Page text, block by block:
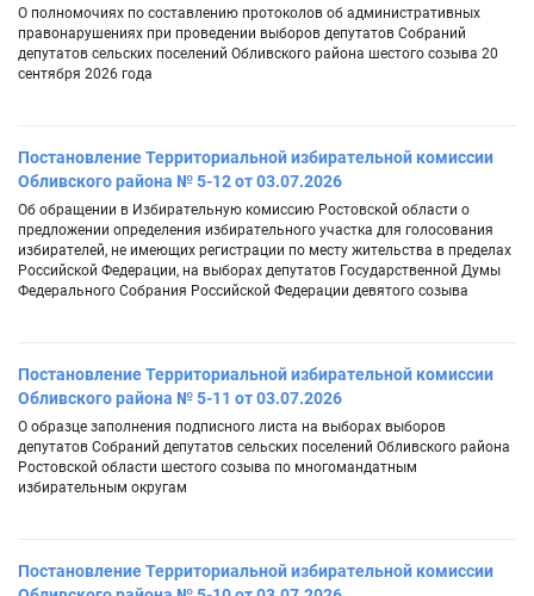
О полномочиях по составлению протоколов об административных
правонарушениях при проведении выборов депутатов Собраний
депутатов сельских поселений Обливского района шестого созыва 20
сентября 2026 года
Постановление Территориальной избирательной комиссии
Обливского района № 5-12 от 03.07.2026
Об обращении в Избирательную комиссию Ростовской области о
предложении определения избирательного участка для голосования
избирателей, не имеющих регистрации по месту жительства в пределах
Российской Федерации, на выборах депутатов Государственной Думы
Федерального Собрания Российской Федерации девятого созыва
Постановление Территориальной избирательной комиссии
Обливского района № 5-11 от 03.07.2026
О образце заполнения подписного листа на выборах выборов
депутатов Собраний депутатов сельских поселений Обливского района
Ростовской области шестого созыва по многомандатным
избирательным округам
Постановление Территориальной избирательной комиссии